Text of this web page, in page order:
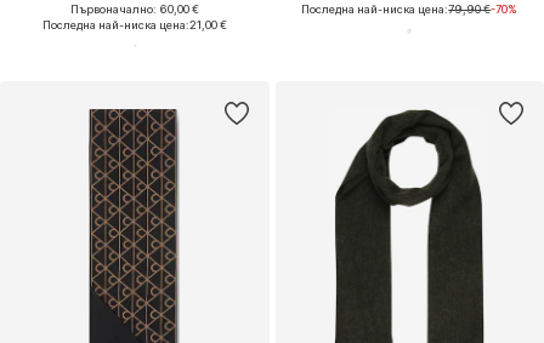
Първоначално: 60,00 €
Последна най-ниска цена:21,00 €
Последна най-ниска цена:79,90 €-70%